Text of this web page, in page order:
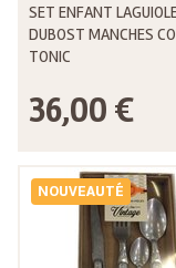
SET ENFANT
DUBOST MANCHES
TONIC
36,00 €
NOUVEAUTÉ